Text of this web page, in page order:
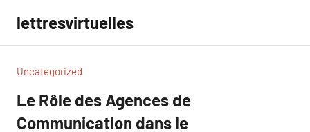
contenu
lettresvirtuelles
Uncategorized
Le Rôle des Agences de
Communication dans le